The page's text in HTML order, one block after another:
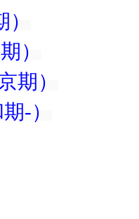
）
期）
期-）